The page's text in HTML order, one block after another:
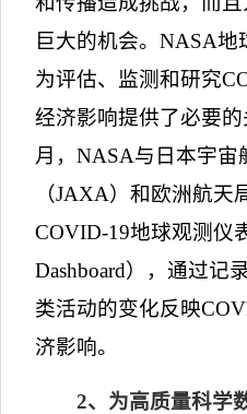
巨大的机会。NASA地
为评估、监测和研究
经济影响提供了必要的
月，NASA与日本宇宙
（JAXA）和欧洲航天
COVID-19地球观测仪
Dashboard），通过记
类活动的变化反映
济影响。
2、为高质量科学